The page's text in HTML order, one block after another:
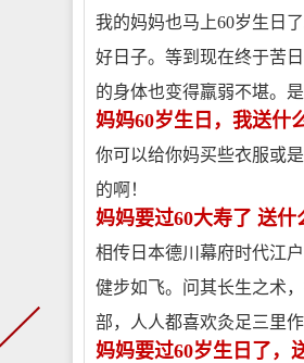
我的妈妈也马上60岁生日
好日子。等到现在终于苦
的身体也变得羸弱不堪。是
妈妈60岁生日，我送什
你可以给你妈买些衣服或
的啊！
妈妈要过60大寿了 送什
相传日本德川幕府时代江
健步如飞。问其长生之术
部，人人都喜欢灸足三里作
妈妈要过60岁生日了，